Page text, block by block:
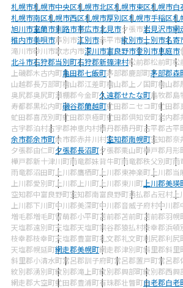
札幌市札幌市中央区札幌市北区札幌市東区札幌市白
札幌市南区札幌市西区札幌市厚別区札幌市手稲区札
旭川市室蘭市釧路市帯広市北見市夕張市岩見沢市網
稚内市美唄市芦別市江別市赤平市紋別市士別市名寄
滝川市砂川市歌志内市深川市富良野市登別市恵庭市
北斗市石狩郡当別町石狩郡新篠津村松前郡松前町松
上磯郡木古内町亀田郡七飯町茅部郡鹿部町茅部郡森
山越郡長万部町檜山郡江差町檜山郡上ノ国町檜山郡
奥尻郡奥尻町瀬棚郡今金町久遠郡せたな町島牧郡島
寿都郡黒松内町磯谷郡蘭越町虻田郡ニセコ町虻田郡
虻田郡喜茂別町虻田郡京極町虻田郡倶知安町岩内郡
古宇郡泊村古宇郡神恵内村積丹郡積丹町古平郡古平
余市郡余市町余市郡赤井川村空知郡南幌町空知郡奈
夕張郡由仁町夕張郡長沼町夕張郡栗山町樺戸郡月形
樺戸郡新十津川町雨竜郡妹背牛町雨竜郡秩父別町雨
雨竜郡沼田町 上川郡鷹栖町 上川郡東神楽町 上川郡当
上川郡愛別町 上川郡上川町 上川郡東川町 上川郡美瑛
空知郡中富良野町空知郡南富良野町勇払郡占冠村
上川郡下川町中川郡美深町中川郡音威子府村中川郡
増毛郡増毛町留萌郡小平町苫前郡苫前町苫前郡羽幌
天塩郡遠別町天塩郡天塩町宗谷郡猿払村枝幸郡浜頓
枝幸郡枝幸町天塩郡豊富町礼文郡礼文町利尻郡利尻
天塩郡幌延町網走郡美幌町網走郡津別町斜里郡斜里
斜里郡小清水町常呂郡訓子府町常呂郡置戸町常呂郡
紋別郡湧別町紋別郡滝上町紋別郡興部町紋別郡西興
網走郡大空町虻田郡豊浦町有珠郡壮瞥町白老郡白老